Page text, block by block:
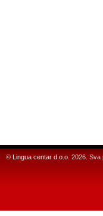
© Lingua centar d.o.o. 2026. Sva